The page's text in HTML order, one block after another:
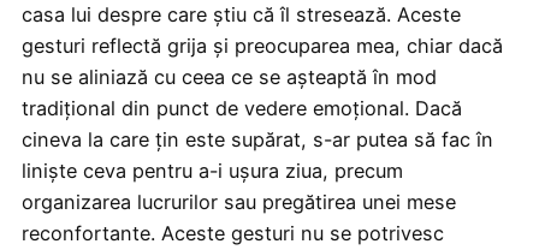
casa lui despre care știu că îl stresează. Aceste
gesturi reflectă grija și preocuparea mea, chiar dacă
nu se aliniază cu ceea ce se așteaptă în mod
tradițional din punct de vedere emoțional. Dacă
cineva la care țin este supărat, s-ar putea să fac în
liniște ceva pentru a-i ușura ziua, precum
organizarea lucrurilor sau pregătirea unei mese
reconfortante. Aceste gesturi nu se potrivesc